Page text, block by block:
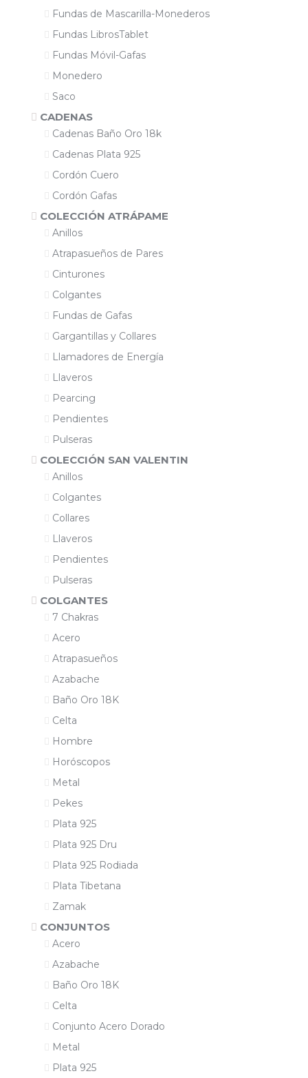
Fundas de Mascarilla-Monederos
Fundas LibrosTablet
Fundas Móvil-Gafas
Monedero
Saco
CADENAS
Cadenas Baño Oro 18k
Cadenas Plata 925
Cordón Cuero
Cordón Gafas
COLECCIÓN ATRÁPAME
Anillos
Atrapasueños de Pares
Cinturones
Colgantes
Fundas de Gafas
Gargantillas y Collares
Llamadores de Energía
Llaveros
Pearcing
Pendientes
Pulseras
COLECCIÓN SAN VALENTIN
Anillos
Colgantes
Collares
Llaveros
Pendientes
Pulseras
COLGANTES
7 Chakras
Acero
Atrapasueños
Azabache
Baño Oro 18K
Celta
Hombre
Horóscopos
Metal
Pekes
Plata 925
Plata 925 Dru
Plata 925 Rodiada
Plata Tibetana
Zamak
CONJUNTOS
Acero
Azabache
Baño Oro 18K
Celta
Conjunto Acero Dorado
Metal
Plata 925